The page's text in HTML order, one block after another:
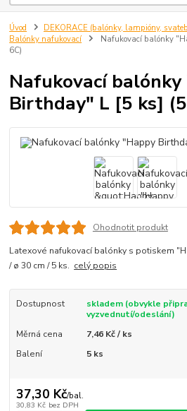
Úvod
DEKORACE (balónky, lampióny,
Balónky nafukovací
Nafukovací balónky
6C)
Nafukovací
Birthday" L [5 ks]
Ohodnotit produkt
Latexové nafukovací balónky s potiskem
/ ø 30 cm / 5 ks. celý popis
Dostupnost
skladem (obvykle
vyzvednutí/odeslání)
Měrná cena
7,46 Kč / ks
Balení
5 ks
37,30 Kč/bal.
30,83 Kč bez DPH